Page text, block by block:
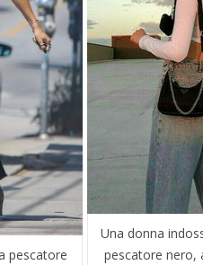
pescatore
Una donna
pescatore nero,